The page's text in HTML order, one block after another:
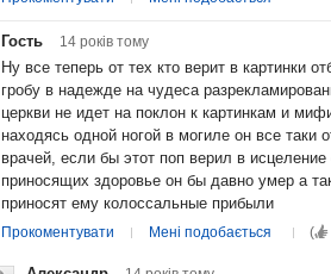
Гость 14 років тому
Ну все теперь от тех кто верит в картинки
гробу в надежде на чудеса
церкви не идет на поклон к картинкам и
находясь одной ногой в могиле он все таки
врачей, если бы этот поп верил в
приносящих здоровье он бы давно умер а
приносят ему колоссальные прибыли
Прокоментувати Мені подобається (